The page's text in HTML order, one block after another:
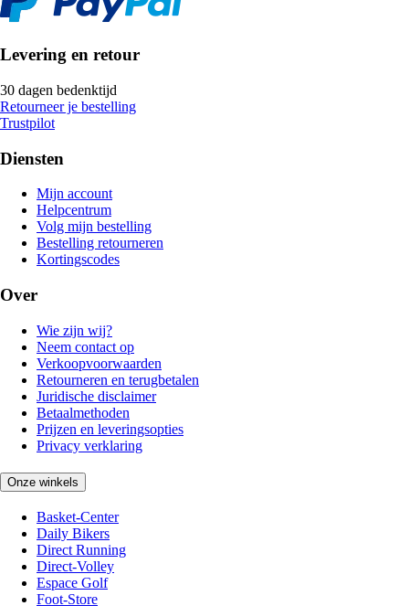
Levering en retour
30 dagen bedenktijd
Retourneer je bestelling
Trustpilot
Diensten
Mijn account
Helpcentrum
Volg mijn bestelling
Bestelling retourneren
Kortingscodes
Over
Wie zijn wij?
Neem contact op
Verkoopvoorwaarden
Retourneren en terugbetalen
Juridische disclaimer
Betaalmethoden
Prijzen en leveringsopties
Privacy verklaring
Onze winkels
Basket-Center
Daily Bikers
Direct Running
Direct-Volley
Espace Golf
Foot-Store